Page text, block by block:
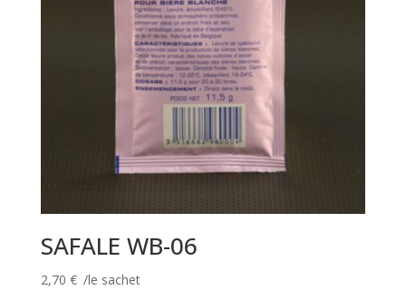
SAFALE WB-06
2,70 € /le sachet